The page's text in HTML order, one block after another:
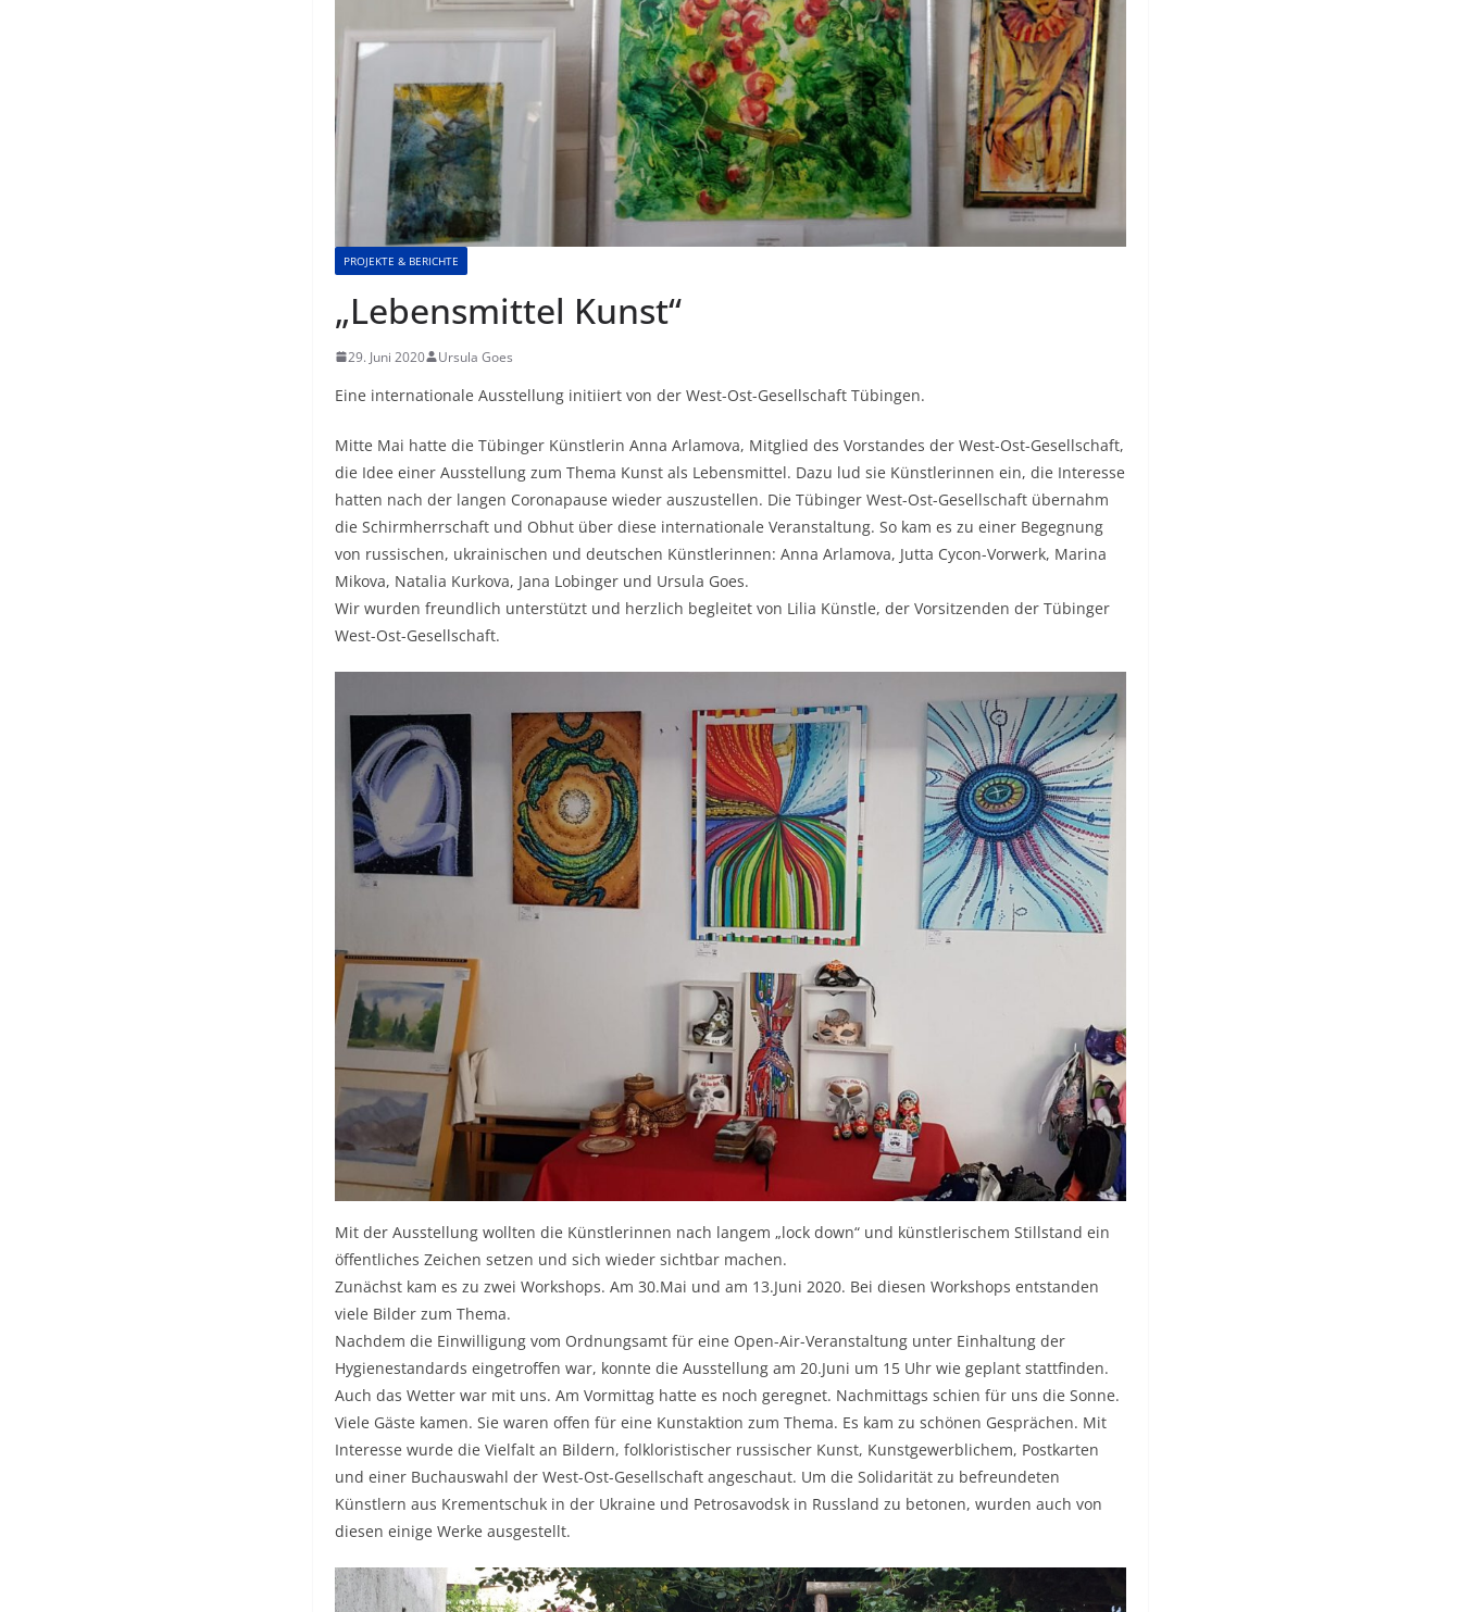
PROJEKTE & BERICHTE
„Lebensmittel Kunst“
29. Juni 2020 Ursula Goes
Eine internationale Ausstellung initiiert von der West-Ost-Gesellschaft Tübingen.
Mitte Mai hatte die Tübinger Künstlerin Anna Arlamova, Mitglied des Vorstandes der West-Ost-Gesellschaft,
die Idee einer Ausstellung zum Thema Kunst als Lebensmittel. Dazu lud sie Künstlerinnen ein, die Interesse
hatten nach der langen Coronapause wieder auszustellen. Die Tübinger West-Ost-Gesellschaft übernahm
die Schirmherrschaft und Obhut über diese internationale Veranstaltung. So kam es zu einer Begegnung
von russischen, ukrainischen und deutschen Künstlerinnen: Anna Arlamova, Jutta Cycon-Vorwerk, Marina
Mikova, Natalia Kurkova, Jana Lobinger und Ursula Goes.
Wir wurden freundlich unterstützt und herzlich begleitet von Lilia Künstle, der Vorsitzenden der Tübinger
West-Ost-Gesellschaft.
Mit der Ausstellung wollten die Künstlerinnen nach langem „lock down“ und künstlerischem Stillstand ein
öffentliches Zeichen setzen und sich wieder sichtbar machen.
Zunächst kam es zu zwei Workshops. Am 30.Mai und am 13.Juni 2020. Bei diesen Workshops entstanden
viele Bilder zum Thema.
Nachdem die Einwilligung vom Ordnungsamt für eine Open-Air-Veranstaltung unter Einhaltung der
Hygienestandards eingetroffen war, konnte die Ausstellung am 20.Juni um 15 Uhr wie geplant stattfinden.
Auch das Wetter war mit uns. Am Vormittag hatte es noch geregnet. Nachmittags schien für uns die Sonne.
Viele Gäste kamen. Sie waren offen für eine Kunstaktion zum Thema. Es kam zu schönen Gesprächen. Mit
Interesse wurde die Vielfalt an Bildern, folkloristischer russischer Kunst, Kunstgewerblichem, Postkarten
und einer Buchauswahl der West-Ost-Gesellschaft angeschaut. Um die Solidarität zu befreundeten
Künstlern aus Krementschuk in der Ukraine und Petrosavodsk in Russland zu betonen, wurden auch von
diesen einige Werke ausgestellt.